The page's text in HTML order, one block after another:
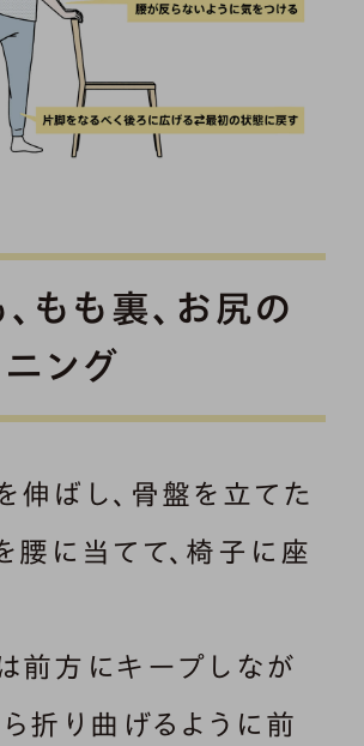
もも裏、お尻の
ニング
ばし、骨盤を立てた
腰に当てて、椅子に座
方にキープしなが
ら折り曲げるように前